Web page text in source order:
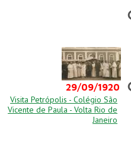
29/09/1920
Visita Petrópolis - Colégio São
Vicente de Paula - Volta Rio de
Janeiro